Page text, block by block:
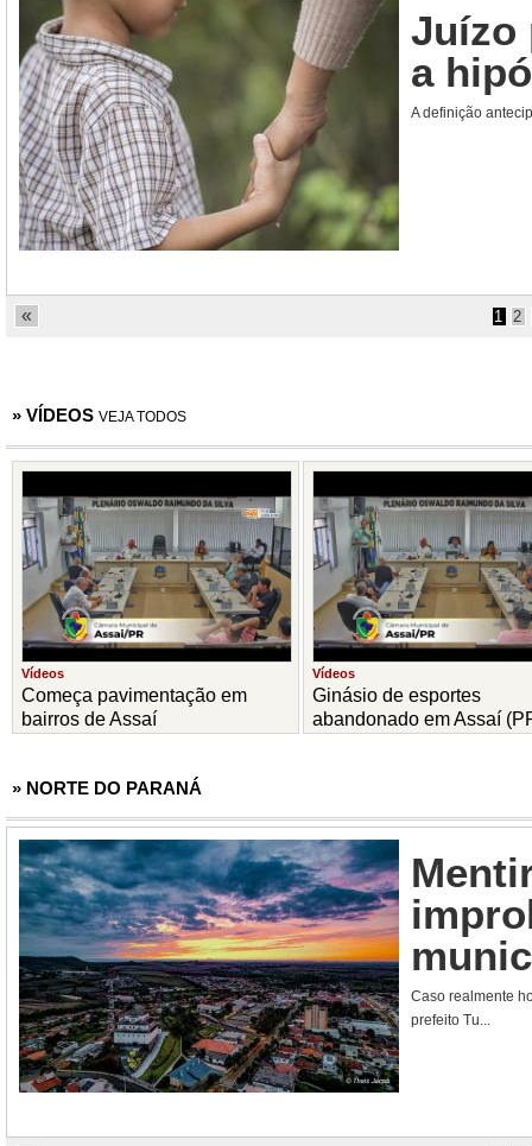
Juízo
a
A definição
« 1 2
» VÍDEOS VEJA TODOS
Vídeos
Começa pavimentação em
bairros de Assaí
Vídeos
Ginásio de esportes
abandonado em Assaí
» NORTE DO PARANÁ
Caso realmente
prefeito Tu...